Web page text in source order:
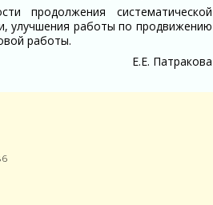
продолжения систематической
улучшения работы по продвижению
работы.
Е.Е. Патракова